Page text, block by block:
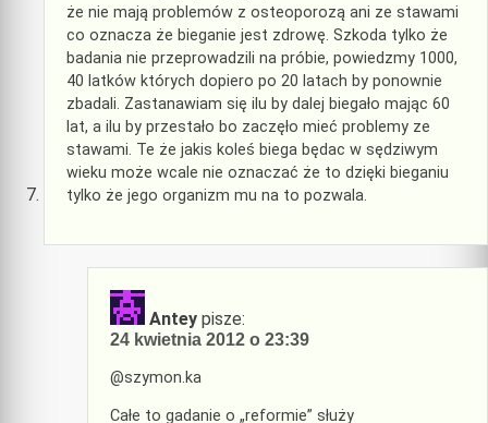
że nie mają problemów z osteoporozą ani ze stawami
co oznacza że bieganie jest zdrowę. Szkoda tylko że
badania nie przeprowadzili na próbie, powiedzmy 1000,
40 latków których dopiero po 20 latach by ponownie
zbadali. Zastanawiam się ilu by dalej biegało mając 60
lat, a ilu by przestało bo zaczęło mieć problemy ze
stawami. Te że jakis koleś biega będac w sędziwym
wieku może wcale nie oznaczać że to dzięki bieganiu
tylko że jego organizm mu na to pozwala.
Antey pisze:
24 kwietnia 2012 o 23:39
@szymon.ka
Całe to gadanie o „reformie” służy